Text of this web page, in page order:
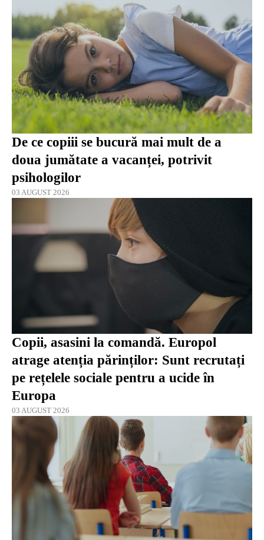
De ce copiii se bucură mai mult de a
doua jumătate a vacanței, potrivit
psihologilor
03 AUGUST 2026
Copii, asasini la comandă. Europol
atrage atenția părinților: Sunt recrutați
pe rețelele sociale pentru a ucide în
Europa
03 AUGUST 2026